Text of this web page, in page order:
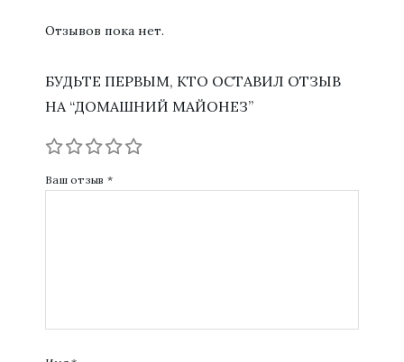
Отзывов пока нет.
БУДЬТЕ ПЕРВЫМ, КТО ОСТАВИЛ ОТЗЫВ
НА “ДОМАШНИЙ МАЙОНЕЗ”
Ваш отзыв *